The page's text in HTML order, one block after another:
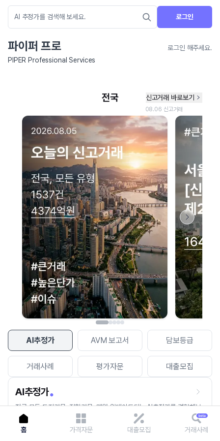
로그인
파이퍼 프로
로그인 해주세요.
PIPER Professional Services
AI추정가 AVM 보고서 담보등급
거래사례 평가자문 대출모집
AI추정가
전국 모든 토지건물, 집합건물, 매월 업데이트되는 AI추정가를 경험해보
세요.
네이버 지도 연결 안내
현재 네이버 지도 연결이 원활하지 않아 지도를 불러올 수 없습니다.
이용에 불편을 드려 죄송합니다.
다시 시도
홈 가격자문 대출모집 거래사례